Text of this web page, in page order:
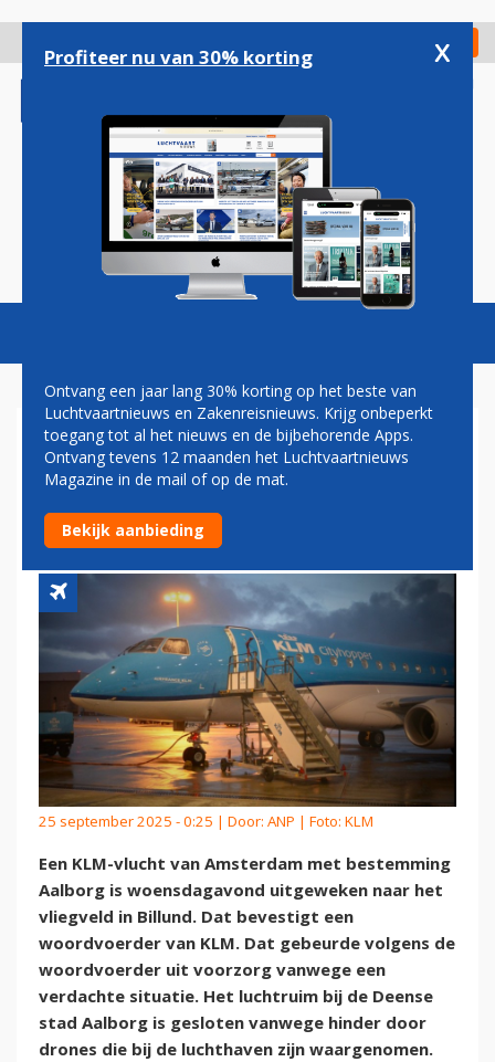
gaan
Check in
Magazine Podcasts Vacatures
KLM-VLUCHT NAAR
AALBORG UITGEWEKEN DOOR
HINDER VAN DRONES
25 september 2025 - 0:25 | Door: ANP | Foto: KLM
Een KLM-vlucht van Amsterdam met bestemming
Aalborg is woensdagavond uitgeweken naar het
vliegveld in Billund. Dat bevestigt een
woordvoerder van KLM. Dat gebeurde volgens de
woordvoerder uit voorzorg vanwege een
verdachte situatie. Het luchtruim bij de Deense
stad Aalborg is gesloten vanwege hinder door
drones die bij de luchthaven zijn waargenomen.
Profiteer nu van 30% korting x
Ontvang een jaar lang 30% korting op het beste van
Luchtvaartnieuws en Zakenreisnieuws. Krijg onbeperkt
toegang tot al het nieuws en de bijbehorende Apps.
Ontvang tevens 12 maanden het Luchtvaartnieuws
Magazine in de mail of op de mat.
Bekijk aanbieding